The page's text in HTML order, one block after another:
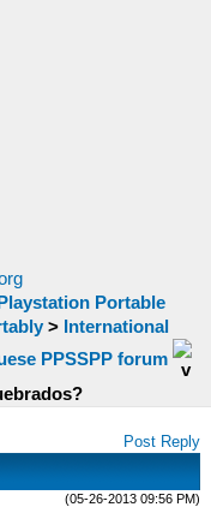
Portable
> International
PPSSPP forum
Post Reply
(05-26-2013 09:56 PM)